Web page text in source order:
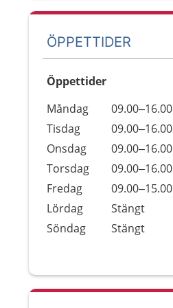
ÖPPETTIDER
Öppettider
Dag
Öppettider
Kommentarer
Måndag 09.00–16.00
Tisdag
09.00–16.00
Onsdag
09.00–16.00
Torsdag
09.00–16.00
Fredag
09.00–15.00
Lördag
Stängt
Söndag
Stängt